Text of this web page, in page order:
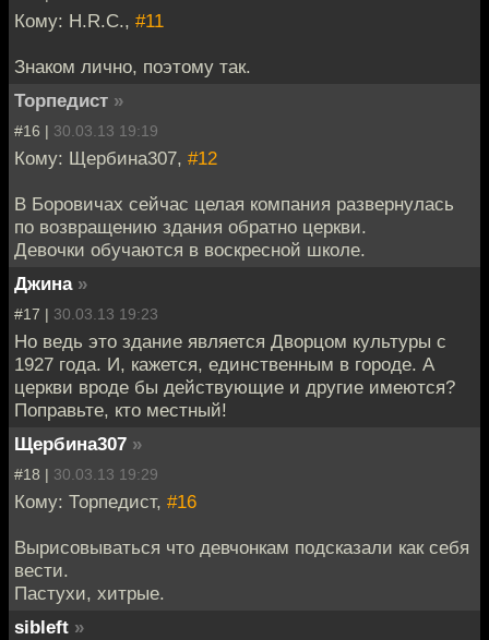
Кому: H.R.C., #11
Знаком лично, поэтому так.
Торпедист »
#16 | 30.03.13 19:19
Кому: Щербина307, #12
В Боровичах сейчас целая компания развернулась
по возвращению здания обратно церкви.
Девочки обучаются в воскресной школе.
Джина »
#17 | 30.03.13 19:23
Но ведь это здание является Дворцом культуры с
1927 года. И, кажется, единственным в городе. А
церкви вроде бы действующие и другие имеются?
Поправьте, кто местный!
Щербина307 »
#18 | 30.03.13 19:29
Кому: Торпедист, #16
Вырисовываться что девчонкам подсказали как себя
вести.
Пастухи, хитрые.
sibleft »